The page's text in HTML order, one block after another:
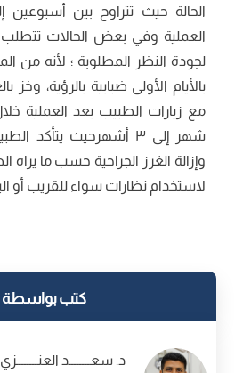
الحالة حيث تتراوح بين أسبوعين
العملية وفي بعض الحالات
لجودة النظر المطلوبة ؛ لأنه من
بالأيام الأولى ضبابية بالرؤية، وخز
مع زيارات الطبيب بعد العملية
شهر إلى ٣ أشهرحيث يتأكد
وإزالة الغرز الجراحية حسب ما يراه
لاستخدام نظارات سواء للقريب أو
كتب بواسطة
د. سعــــــــد